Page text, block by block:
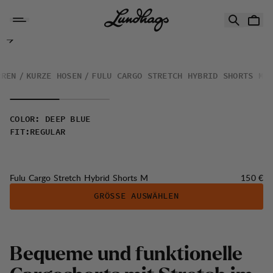
Fulu Cargo Stretch Hybrid Shorts M
KURZE HOSEN FULU CARGO STRETCH HYBRID SHORTS M
COLOR :
DEEP BLUE
FIT: REGULAR
Fulu Cargo Stretch Hybrid Shorts M Preis:
150 €
GRÖSSE AUSWÄHLEN
Bequeme und funktionelle